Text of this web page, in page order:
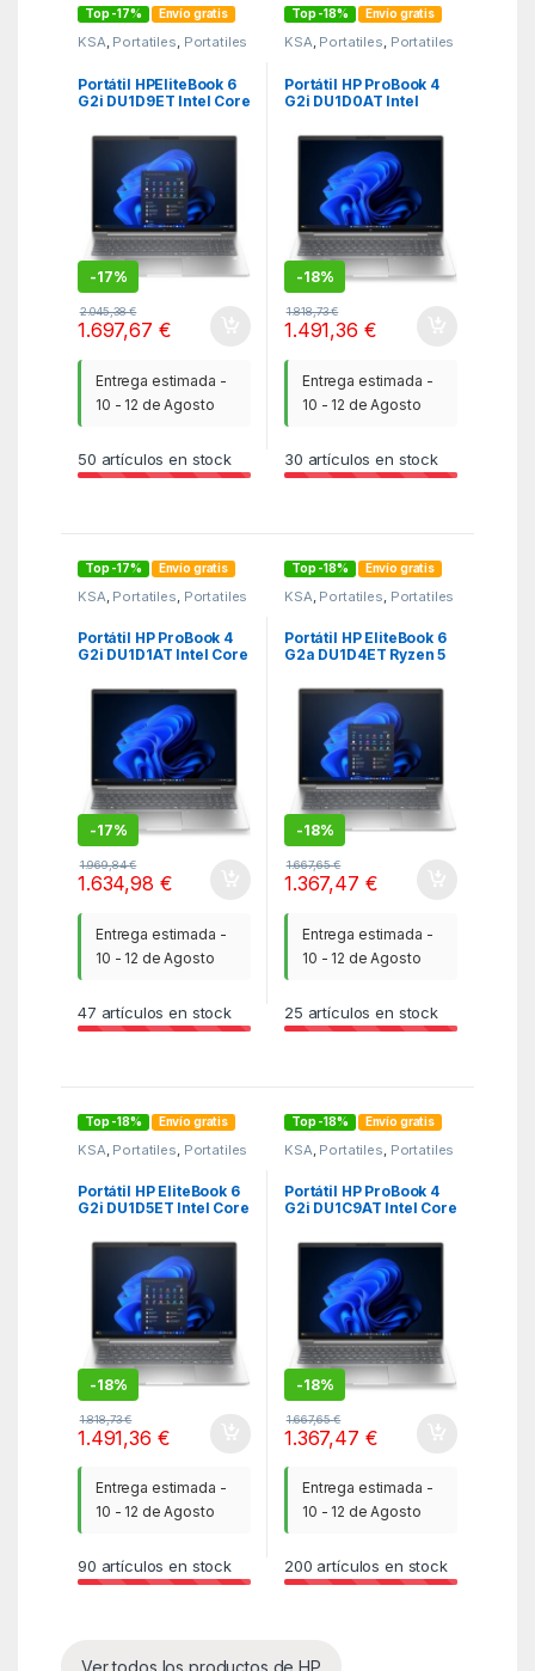
Top -17% Envío gratis
KSA, Portatiles, Portatiles
Portátil HPEliteBook 6
G2i DU1D9ET Intel Core
SSD/ 16″/ Win11 Pro
-17%
2.045,38€
1.697,67 €
Entrega estimada -
10 - 12 de Agosto
50 artículos en stock
Top -18% Envío gratis
KSA, Portatiles, Portatiles
Portátil HP ProBook 4
G2i DU1D0AT Intel
512GB SSD/ 16″/ Win11
-18%
1.818,73€
1.491,36 €
Entrega estimada -
10 - 12 de Agosto
30 artículos en stock
Top -17% Envío gratis
KSA Portatiles Portatiles
Portátil HP ProBook 4
G2i DU1D1AT Intel Core
SSD/ 16″/ Win11 Pro
-17%
1.969,84€
1.634,98 €
Entrega estimada -
10 - 12 de Agosto
47 artículos en stock
Top -18% Envío gratis
KSA Portatiles Portatiles
Portátil HP EliteBook 6
G2a DU1D4ET Ryzen 5
14″/ Win11 Pro
-18%
1.667,65€
1.367,47 €
Entrega estimada -
10 - 12 de Agosto
25 artículos en stock
Top -18% Envío gratis
KSA, Portatiles, Portatiles
Portátil HP EliteBook 6
G2i DU1D5ET Intel Core
SSD/ 14″/ Win11 Pro
-18%
1.818,73€
1.491,36 €
Entrega estimada -
10 - 12 de Agosto
90 artículos en stock
Top -18% Envío gratis
KSA, Portatiles, Portatiles
Portátil HP ProBook 4
G2i DU1C9AT Intel Core
SSD/ 16″/ Win11 Pro
-18%
1.667,65€
1.367,47 €
Entrega estimada -
10 - 12 de Agosto
200 artículos en stock
Ver todos los productos de HP